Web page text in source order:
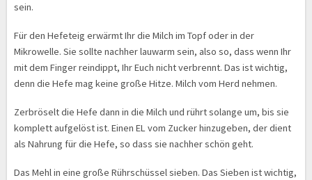
sein.
Für den Hefeteig erwärmt Ihr die Milch im Topf oder in der
Mikrowelle. Sie sollte nachher lauwarm sein, also so, dass wenn Ihr
mit dem Finger reindippt, Ihr Euch nicht verbrennt. Das ist wichtig,
denn die Hefe mag keine große Hitze. Milch vom Herd nehmen.
Zerbröselt die Hefe dann in die Milch und rührt solange um, bis sie
komplett aufgelöst ist. Einen EL vom Zucker hinzugeben, der dient
als Nahrung für die Hefe, so dass sie nachher schön geht.
Das Mehl in eine große Rührschüssel sieben. Das Sieben ist wichtig,